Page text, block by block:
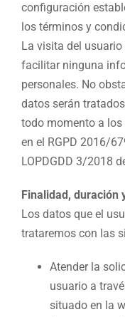
configuración
los términos y
La visita del
facilitar ninguna
personales. No
datos serán
todo momento a
en el RGPD 2016/
LOPDGDD 3/2018
Finalidad, duración
Los datos que el
trataremos con las
Atender la
usuario a
situado en la